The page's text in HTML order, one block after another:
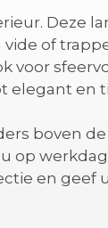
Deze
of
voor
elegant en
boven
op
en